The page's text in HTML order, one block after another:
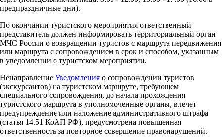
предпраздничные дни).
По окончании туристского мероприятия ответственный
представитель должен информировать территориальный орган
МЧС России о возвращении туристов с маршрута передвижения
или маршрута с сопровождением в срок и способом, указанным
в уведомлении о туристском мероприятии.
Ненаправление Уведомления о сопровождении туристов
(экскурсантов) на туристском маршруте, требующем
специального сопровождения, до начала прохождения
туристского маршрута в уполномоченные органы, влечет
предупреждение или наложение административного штрафа
(статья 14.51 КоАП РФ), предусмотрена повышенная
ответственность за повторное совершение правонарушений.